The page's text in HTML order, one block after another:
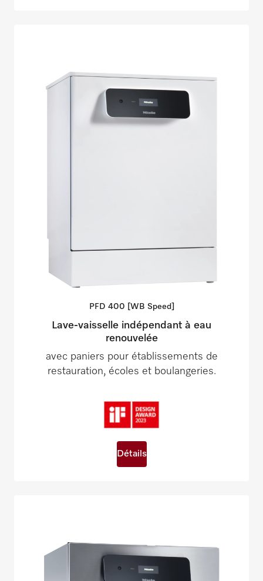
PFD 400 [WB Speed]
Lave-vaisselle indépendant à eau
renouvelée
avec paniers pour établissements de
restauration, écoles et boulangeries.
Détails